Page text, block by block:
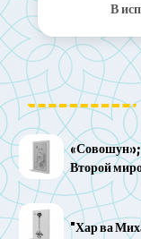
‌В
«Совошун»;
Второй
"Хар ва